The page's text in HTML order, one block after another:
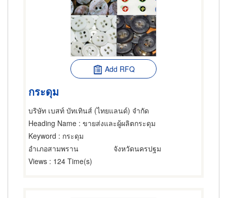
Add RFQ
กระดุม
บริษัท เบสท์ บัทเทินส์ (ไทยแลนด์) จำกัด
Heading Name : ขายส่งและผู้ผลิตกระดุม
Keyword : กระดุม
อำเภอสามพราน
จังหวัดนครปฐม
Views : 124 Time(s)